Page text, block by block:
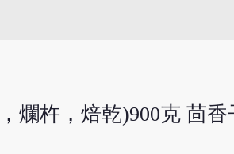
爛杵，焙乾)900克 茴香